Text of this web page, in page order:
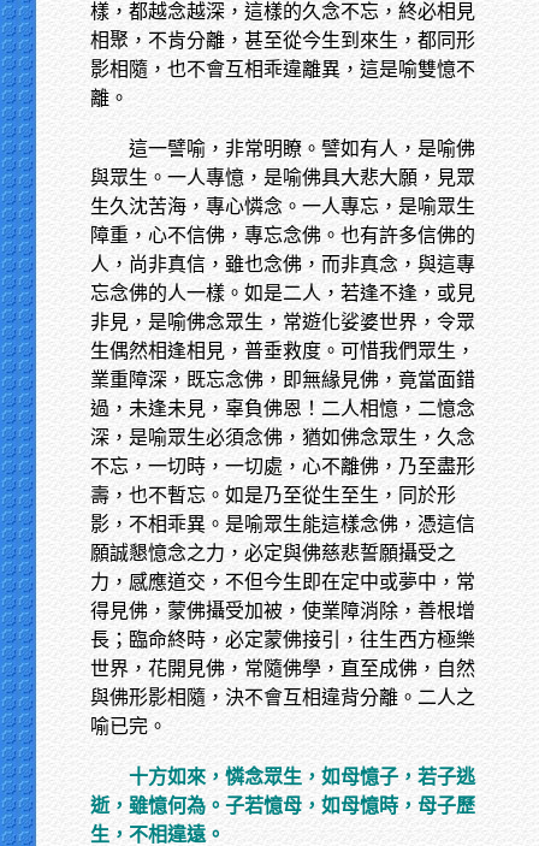
樣，都越念越深，這樣的久念不忘，終必相見
相聚，不肯分離，甚至從今生到來生，都同形
影相隨，也不會互相乖違離異，這是喻雙憶不
離。
這一譬喻，非常明瞭。譬如有人，是喻佛
與眾生。一人專憶，是喻佛具大悲大願，見眾
生久沈苦海，專心憐念。一人專忘，是喻眾生
障重，心不信佛，專忘念佛。也有許多信佛的
人，尚非真信，雖也念佛，而非真念，與這專
忘念佛的人一樣。如是二人，若逢不逢，或見
非見，是喻佛念眾生，常遊化娑婆世界，令眾
生偶然相逢相見，普垂救度。可惜我們眾生，
業重障深，既忘念佛，即無緣見佛，竟當面錯
過，未逢未見，辜負佛恩！二人相憶，二憶念
深，是喻眾生必須念佛，猶如佛念眾生，久念
不忘，一切時，一切處，心不離佛，乃至盡形
壽，也不暫忘。如是乃至從生至生，同於形
影，不相乖異。是喻眾生能這樣念佛，憑這信
願誠懇憶念之力，必定與佛慈悲誓願攝受之
力，感應道交，不但今生即在定中或夢中，常
得見佛，蒙佛攝受加被，使業障消除，善根增
長；臨命終時，必定蒙佛接引，往生西方極樂
世界，花開見佛，常隨佛學，直至成佛，自然
與佛形影相隨，決不會互相違背分離。二人之
喻已完。
十方如來，憐念眾生，如母憶子，若子逃
逝，雖憶何為。子若憶母，如母憶時，母子歷
生，不相違遠。